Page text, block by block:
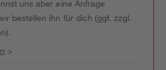
uns aber eine Anfrage
bestellen ihn für dich (ggf. zzgl.
>